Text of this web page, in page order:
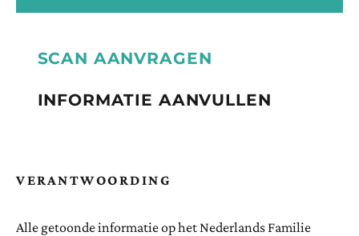
SCAN AANVRAGEN
INFORMATIE AANVULLEN
VERANTWOORDING
Alle getoonde informatie op het Nederlands Familie